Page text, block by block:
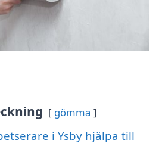
gömma
i Ysby hjälpa till